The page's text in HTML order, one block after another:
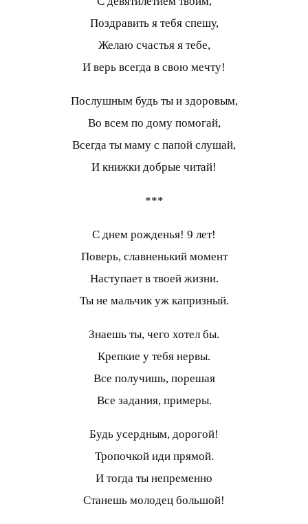
Поздравить я тебя спешу,
Желаю счастья я тебе,
И верь всегда в свою мечту!
Послушным будь ты и здоровым,
Во всем по дому помогай,
Всегда ты маму с папой слушай,
И книжки добрые читай!
***
С днем рожденья! 9 лет!
Поверь, славненький момент
Наступает в твоей жизни.
Ты не мальчик уж капризный.
Знаешь ты, чего хотел бы.
Крепкие у тебя нервы.
Все получишь, порешая
Все задания, примеры.
Будь усердным, дорогой!
Тропочкой иди прямой.
И тогда ты непременно
Станешь молодец большой!